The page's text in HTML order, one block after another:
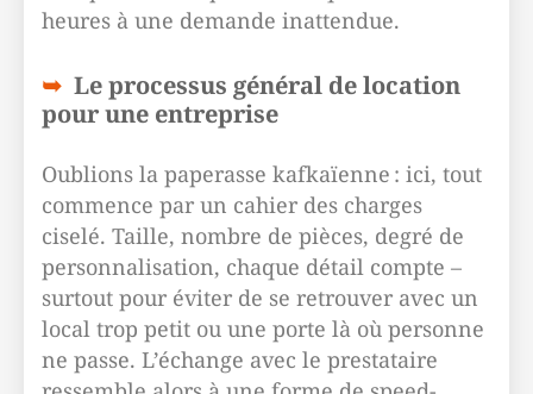
heures à une demande inattendue.
Le processus général de location
pour une entreprise
Oublions la paperasse kafkaïenne : ici, tout
commence par un cahier des charges
ciselé. Taille, nombre de pièces, degré de
personnalisation, chaque détail compte –
surtout pour éviter de se retrouver avec un
local trop petit ou une porte là où personne
ne passe. L’échange avec le prestataire